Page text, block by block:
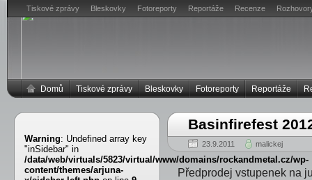
Tiskové zprávy Bleskovky Fotoreporty Reportáže Recenze
Domů Tiskové zprávy Bleskovky Fotoreporty Reportáže
Warning: Undefined array key
"inSidebar" in
/data/web/virtuals/5823/virtual/www/domains/rockandmetal.cz/wp-
content/themes/arjuna-
Basinfirefest
23.9.2011 malickej
Předprodej vstupenek na